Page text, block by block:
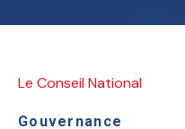
Le Conseil National
Gouvernance